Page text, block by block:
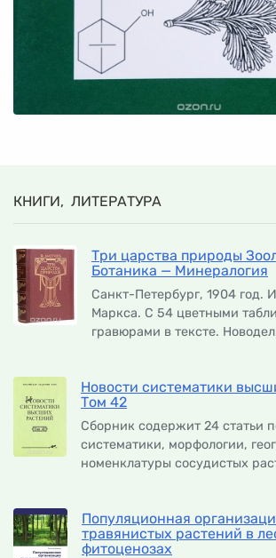
КНИГИ, ЛИТЕРАТУРА
Три царства природы
Ботаника — Минералогия
Санкт-Петербург, 1904 год.
Маркса. С 54 цветными
гравюрами в тексте.
Новости систематики
Том 42
Сборник содержит 24 статьи
систематики, морфологии,
номенклатуры сосудистых
Популяционная
травянистых растений в
фитоценозах